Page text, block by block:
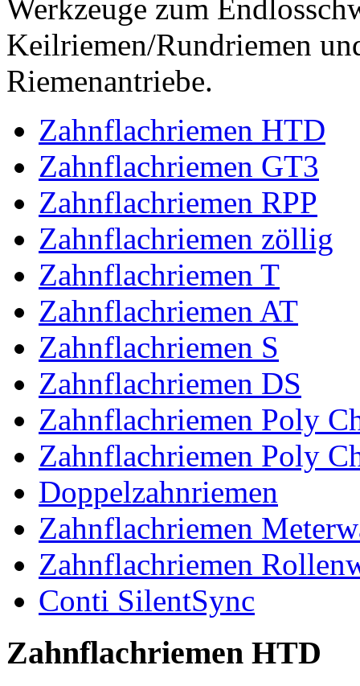
Werkzeuge zum
Keilriemen/Rundriemen
Riemenantriebe.
Zahnflachriemen HTD
Zahnflachriemen GT3
Zahnflachriemen RPP
Zahnflachriemen zöllig
Zahnflachriemen T
Zahnflachriemen AT
Zahnflachriemen S
Zahnflachriemen DS
Zahnflachriemen Poly
Zahnflachriemen Poly
Doppelzahnriemen
Zahnflachriemen
Zahnflachriemen
Conti SilentSync
Zahnflachriemen HTD